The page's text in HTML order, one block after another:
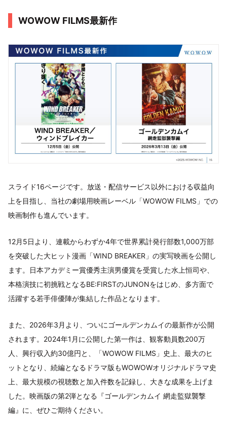
WOWOW FILMS最新作
スライド16ページです。放送・配信サービス以外における収益向
上を目指し、当社の劇場用映画レーベル「WOWOW FILMS」での
映画制作も進んでいます。
12月5日より、連載からわずか4年で世界累計発行部数1,000万部
を突破した大ヒット漫画「WIND BREAKER」の実写映画を公開し
ます。日本アカデミー賞優秀主演男優賞を受賞した水上恒司や、
本格演技に初挑戦となるBE:FIRSTのJUNONをはじめ、多方面で
活躍する若手俳優陣が集結した作品となります。
また、2026年3月より、ついにゴールデンカムイの最新作が公開
されます。2024年1月に公開した第一作は、観客動員数200万
人、興行収入約30億円と、「WOWOW FILMS」史上、最大のヒ
ットとなり、続編となるドラマ版もWOWOWオリジナルドラマ史
上、最大規模の視聴数と加入件数を記録し、大きな成果を上げま
した。映画版の第2弾となる『ゴールデンカムイ 網走監獄襲撃
編』に、ぜひご期待ください。